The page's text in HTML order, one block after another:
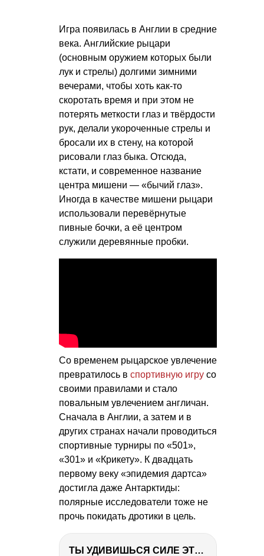
Игра появилась в Англии в средние
века. Английские рыцари
(основным оружием которых были
лук и стрелы) долгими зимними
вечерами, чтобы хоть как-то
скоротать время и при этом не
потерять меткости глаз и твёрдости
рук, делали укороченные стрелы и
бросали их в стену, на которой
рисовали глаз быка. Отсюда,
кстати, и современное название
центра мишени — «бычий глаз».
Иногда в качестве мишени рыцари
использовали перевёрнутые
пивные бочки, а её центром
служили деревянные пробки.
Со временем рыцарское увлечение
превратилось в спортивную игру со
своими правилами и стало
повальным увлечением англичан.
Сначала в Англии, а затем и в
других странах начали проводиться
спортивные турниры по «501»,
«301» и «Крикету». К двадцать
первому веку «эпидемия дартса»
достигла даже Антарктиды:
полярные исследователи тоже не
прочь покидать дротики в цель.
ТЫ УДИВИШЬСЯ СИЛЕ ЭТО ЧЕЛОВЕКА! Блог о нашей поездке в Вышний Волочек